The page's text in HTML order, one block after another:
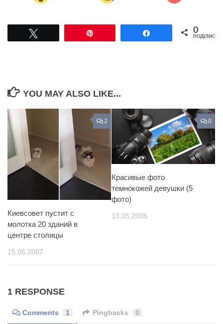
Поділитися0
ПОДІЛИСЬ
YOU MAY ALSO LIKE...
2
Киевсовет пустит с
молотка 20 зданий в
центре столицы
15.06.2007
0
Красивые фото
темнокожей девушки (5
фото)
13.05.2005
1 RESPONSE
Comments 1 Pingbacks 0